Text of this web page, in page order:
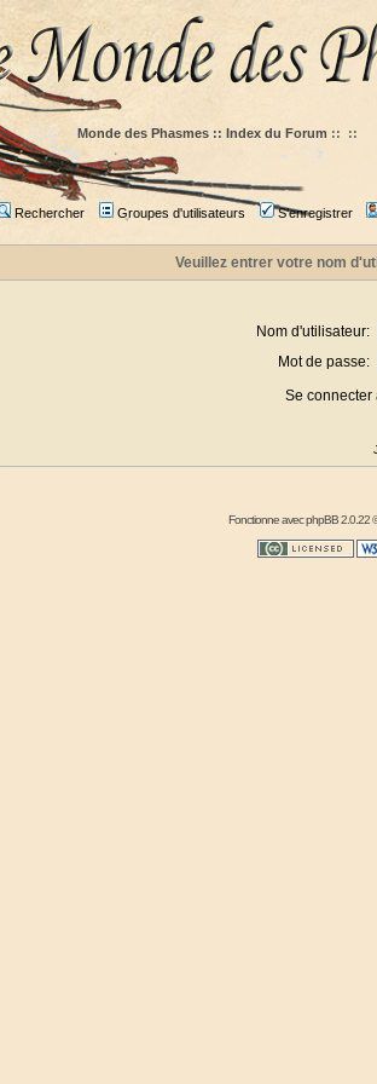
Monde des Phasmes :: Index du Forum :: ::
Rechercher Groupes d'utilisateurs S'enregistrer
Veuillez entrer votre nom
Nom d'utilisateur:
Mot de passe:
Se connecter
Fonctionne avecphpBB2.0.22